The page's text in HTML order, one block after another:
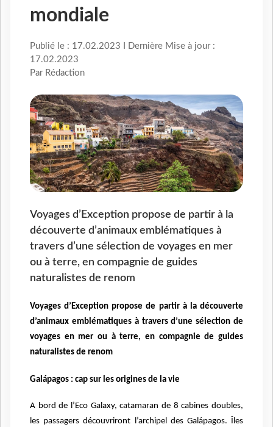
mondiale
Publié le : 17.02.2023 I Dernière Mise à jour :
17.02.2023
Par Rédaction
Voyages d’Exception propose de partir à la
découverte d’animaux emblématiques à
travers d’une sélection de voyages en mer
ou à terre, en compagnie de guides
naturalistes de renom
Voyages d’Exception propose de partir à la découverte
d’animaux emblématiques à travers d’une sélection de
voyages en mer ou à terre, en compagnie de guides
naturalistes de renom
Galápagos : cap sur les origines de la vie
A bord de l’Eco Galaxy, catamaran de 8 cabines doubles,
les passagers découvriront l’archipel des Galápagos. Îles